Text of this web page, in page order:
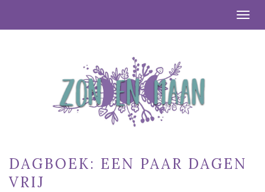
DAGBOEK: EEN PAAR DAGEN
VRIJ